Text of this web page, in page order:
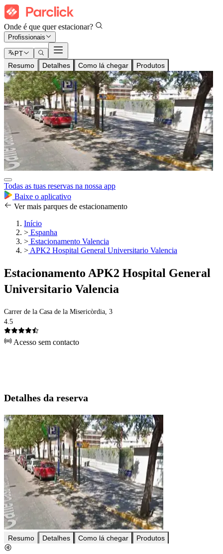
Onde é que quer estacionar?
Profissionais
PT
Resumo Detalhes Como lá chegar Produtos
Todas as tuas reservas na nossa app
Baixe o aplicativo
Ver mais parques de estacionamento
Início
> Espanha
> Estacionamento Valencia
> APK2 Hospital General Universitario Valencia
Estacionamento APK2 Hospital General
Universitario Valencia
Carrer de la Casa de la Misericòrdia, 3
4.5
Acesso sem contacto
Detalhes da reserva
Resumo Detalhes Como lá chegar Produtos